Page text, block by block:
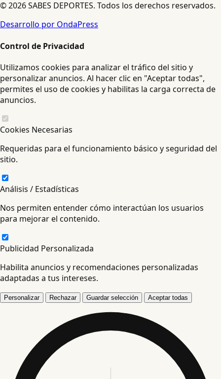
© 2026 SABES DEPORTES. Todos los derechos reservados.
Desarrollo por OndaPress
Control de Privacidad
Utilizamos cookies para analizar el tráfico del sitio y
personalizar anuncios. Al hacer clic en "Aceptar todas",
permites el uso de cookies y habilitas la carga correcta de
anuncios.
Cookies Necesarias
Requeridas para el funcionamiento básico y seguridad del
sitio.
Análisis / Estadísticas
Nos permiten entender cómo interactúan los usuarios
para mejorar el contenido.
Publicidad Personalizada
Habilita anuncios y recomendaciones personalizadas
adaptadas a tus intereses.
Personalizar Rechazar Guardar selección Aceptar todas